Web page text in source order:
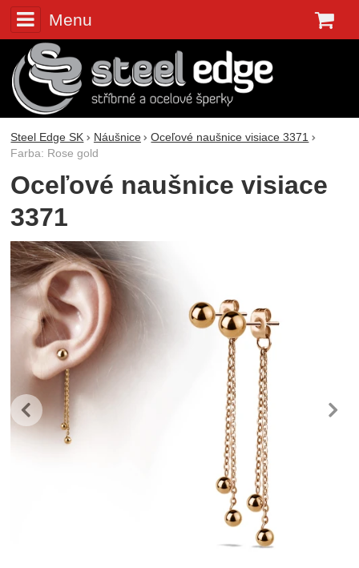
Menu
Steel Edge SK Náušnice
Oceľové naušnice visiace 3371
Farba: Rose gold
Oceľové naušnice visiace
3371
Fotografie